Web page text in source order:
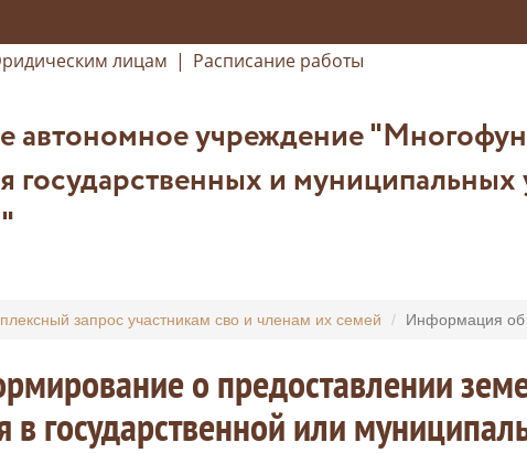
лицам | Расписание работы
автономное учреждение
государственных и муниципальных
запрос участникам сво и членам их семей Информация об
о предоставлении
государственной или